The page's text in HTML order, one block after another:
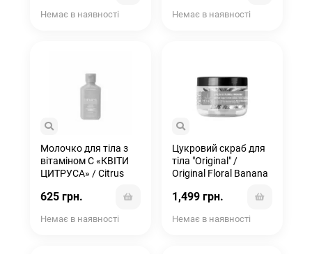
Moisturizer
Немає в наявності Немає в наявності
Молочко для тіла з
вітаміном С «КВІТИ
ЦИТРУСА» / Citrus
Moisturizer
625 грн.
Немає в наявності
Цукровий скраб для
тіла "Original" /
Original Floral Banana
1,499 грн.
Немає в наявності